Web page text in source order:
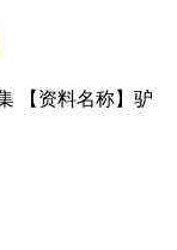
【资料名称】驴